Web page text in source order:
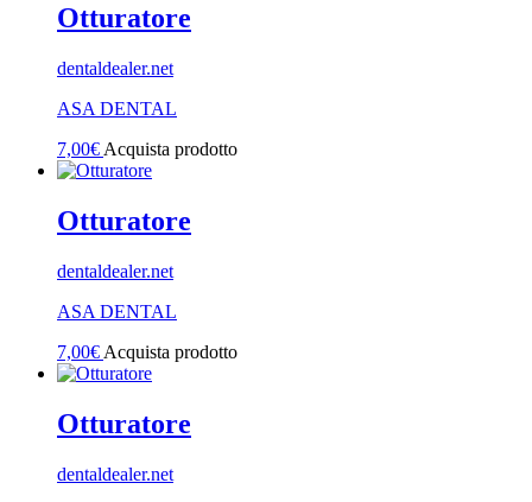
Otturatore
dentaldealer.net
ASA DENTAL
7,00€ Acquista prodotto
Otturatore
dentaldealer.net
ASA DENTAL
7,00€ Acquista prodotto
Otturatore
dentaldealer.net